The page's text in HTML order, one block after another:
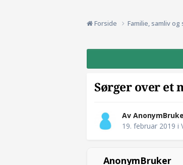
Forside Familie, samliv
Sørger over et
Av
19. februar 2019 i
AnonymBruker